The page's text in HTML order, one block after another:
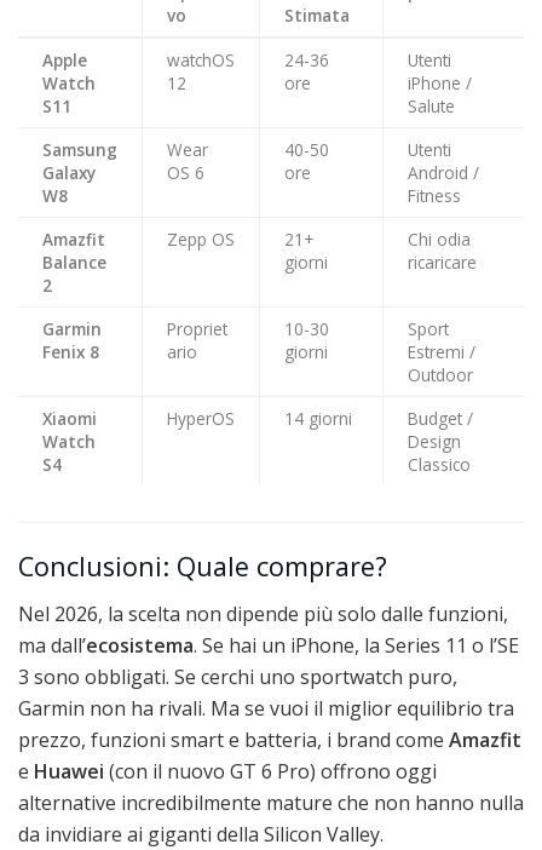
vo
Stimata
Apple
Watch
S11
watchOS
12
24-36
ore
Utenti
iPhone /
Salute
Samsung
Galaxy
W8
Wear
OS 6
40-50
ore
Utenti
Android /
Fitness
Amazfit
Balance
2
Zepp OS
21+
giorni
Chi odia
ricaricare
Garmin
Fenix 8
Propriet
ario
10-30
giorni
Sport
Estremi /
Outdoor
Xiaomi
Watch
S4
HyperOS 14 giorni
Budget /
Design
Classico
Conclusioni: Quale comprare?
Nel 2026, la scelta non dipende più solo dalle funzioni,
ma dall’ecosistema. Se hai un iPhone, la Series 11 o l’SE
3 sono obbligati. Se cerchi uno sportwatch puro,
Garmin non ha rivali. Ma se vuoi il miglior equilibrio tra
prezzo, funzioni smart e batteria, i brand come Amazfit
e Huawei (con il nuovo GT 6 Pro) offrono oggi
alternative incredibilmente mature che non hanno nulla
da invidiare ai giganti della Silicon Valley.